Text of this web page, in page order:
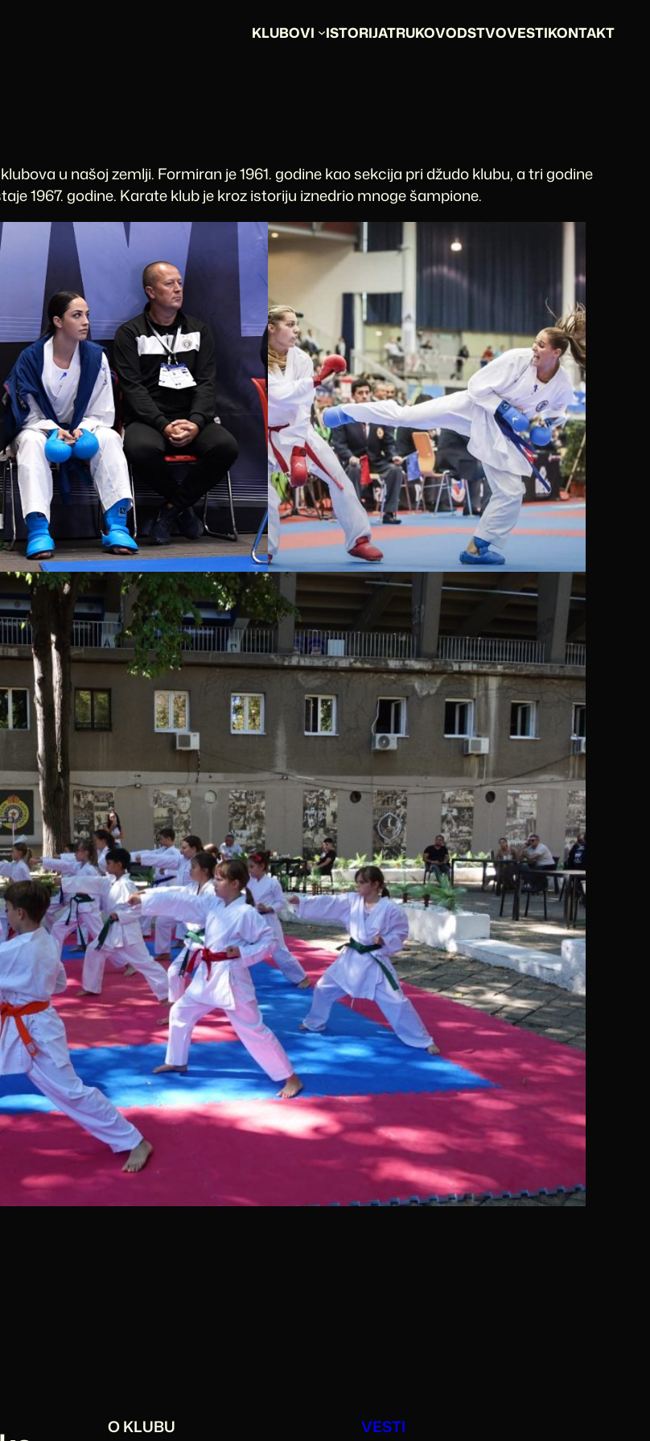
KLUBOVI ISTORIJATRUKOVODSTVOVESTIKONTAKT
u našoj zemlji. Formiran je 1961. godine kao sekcija pri džudo klubu, a tri godine
1967. godine. Karate klub je kroz istoriju iznedrio mnoge šampione.
O KLUBU VESTI